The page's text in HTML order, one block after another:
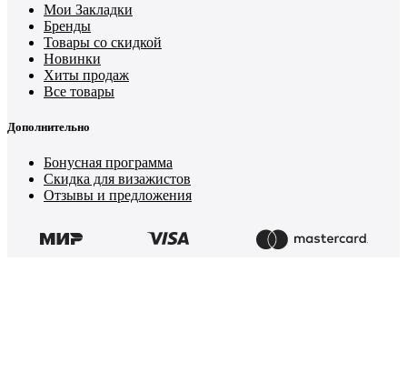
Мои Закладки
Бренды
Товары со скидкой
Новинки
Хиты продаж
Все товары
Дополнительно
Бонусная программа
Скидка для визажистов
Отзывы и предложения